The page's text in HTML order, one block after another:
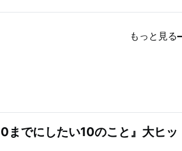
もっと見る
までにしたい10のこと』大ヒッ